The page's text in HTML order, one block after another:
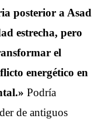
posterior a Asad
estrecha, pero
el
energético en
Podría
de antiguos